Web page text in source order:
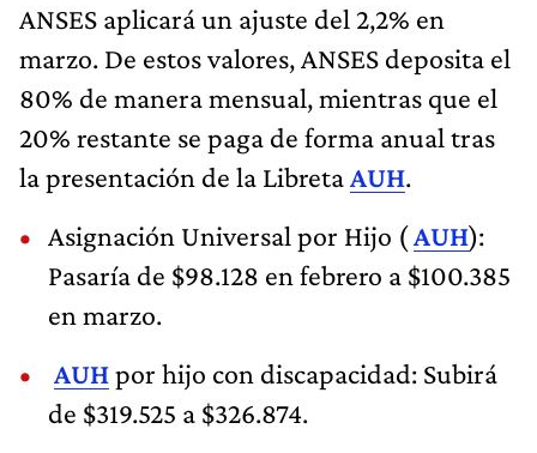
ANSES aplicará un ajuste del 2,2% en
marzo. De estos valores, ANSES deposita el
80% de manera mensual, mientras que el
20% restante se paga de forma anual tras
la presentación de la LibretaAUH.
Asignación Universal por Hijo (AUH):
Pasaría de $98.128 en febrero a $100.385
en marzo.
AUHpor hijo con discapacidad: Subirá
de $319.525 a $326.874.